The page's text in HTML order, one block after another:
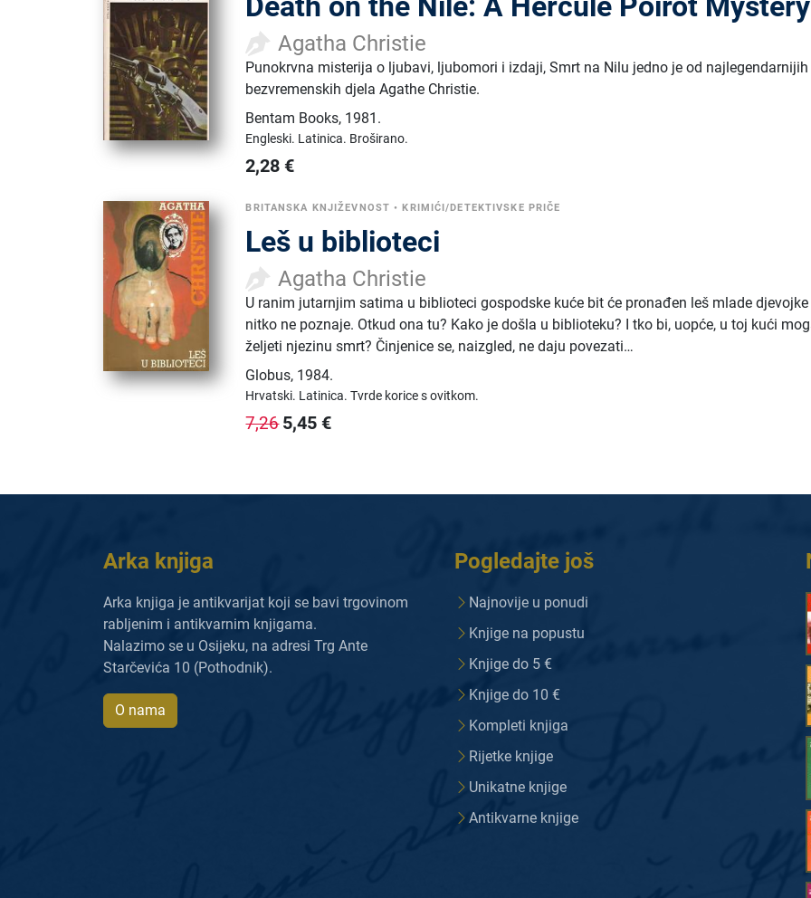
Agatha Christie
Punokrvna misterija o ljubavi, ljubomori i izdaji, Smrt na Nilu jedno je od najlegendarnijih
bezvremenskih djela Agathe Christie.
Bentam Books, 1981.
Engleski. Latinica. Broširano.
2,28 €
BRITANSKA KNJIŽEVNOST •KRIMIĆI/DETEKTIVSKE PRIČE
Leš u biblioteci
Agatha Christie
U ranim jutarnjim satima u biblioteci gospodske kuće bit će pronađen leš mlade
nitko ne poznaje. Otkud ona tu? Kako je došla u biblioteku? I tko bi, uopće, u toj kući
željeti njezinu smrt? Činjenice se, naizgled, ne daju povezati…
Globus, 1984.
Hrvatski. Latinica.Tvrde korice s ovitkom.
7,265,45 €
Arka knjiga
Arka knjiga je antikvarijat koji se bavi trgovinom
rabljenim i antikvarnim knjigama.
Nalazimo se u Osijeku, na adresi Trg Ante
Starčevića 10 (Pothodnik).
O nama
Pogledajte još
Najnovije u ponudi
Knjige na popustu
Knjige do 5 €
Knjige do 10 €
Kompleti knjiga
Rijetke knjige
Unikatne knjige
Antikvarne knjige